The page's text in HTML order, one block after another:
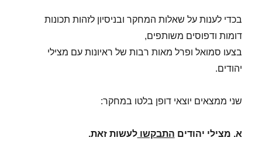
בכדי לענות על שאלות המחקר ובניסיון לזהות תכונות
דומות ודפוסים משותפים,
בצעו סמואל ופרל מאות רבות של ראיונות עם מצילי
יהודים.
שני ממצאים יוצאי דופן בלטו במחקר:
א. מצילי יהודים התבקשולעשות זאת.